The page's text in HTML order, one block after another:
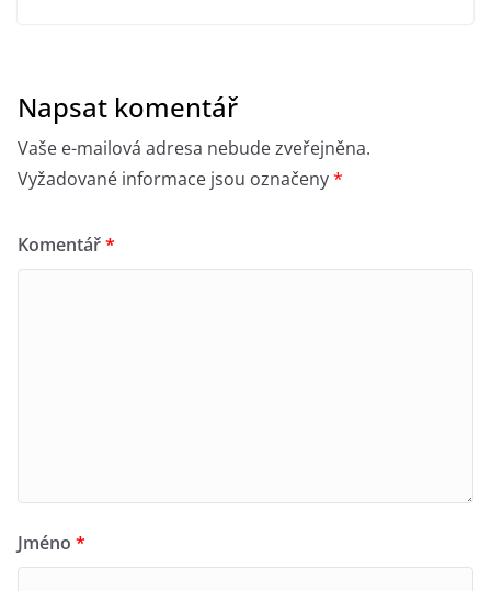
Napsat komentář
Vaše e-mailová adresa nebude zveřejněna.
Vyžadované informace jsou označeny*
Komentář*
Jméno *